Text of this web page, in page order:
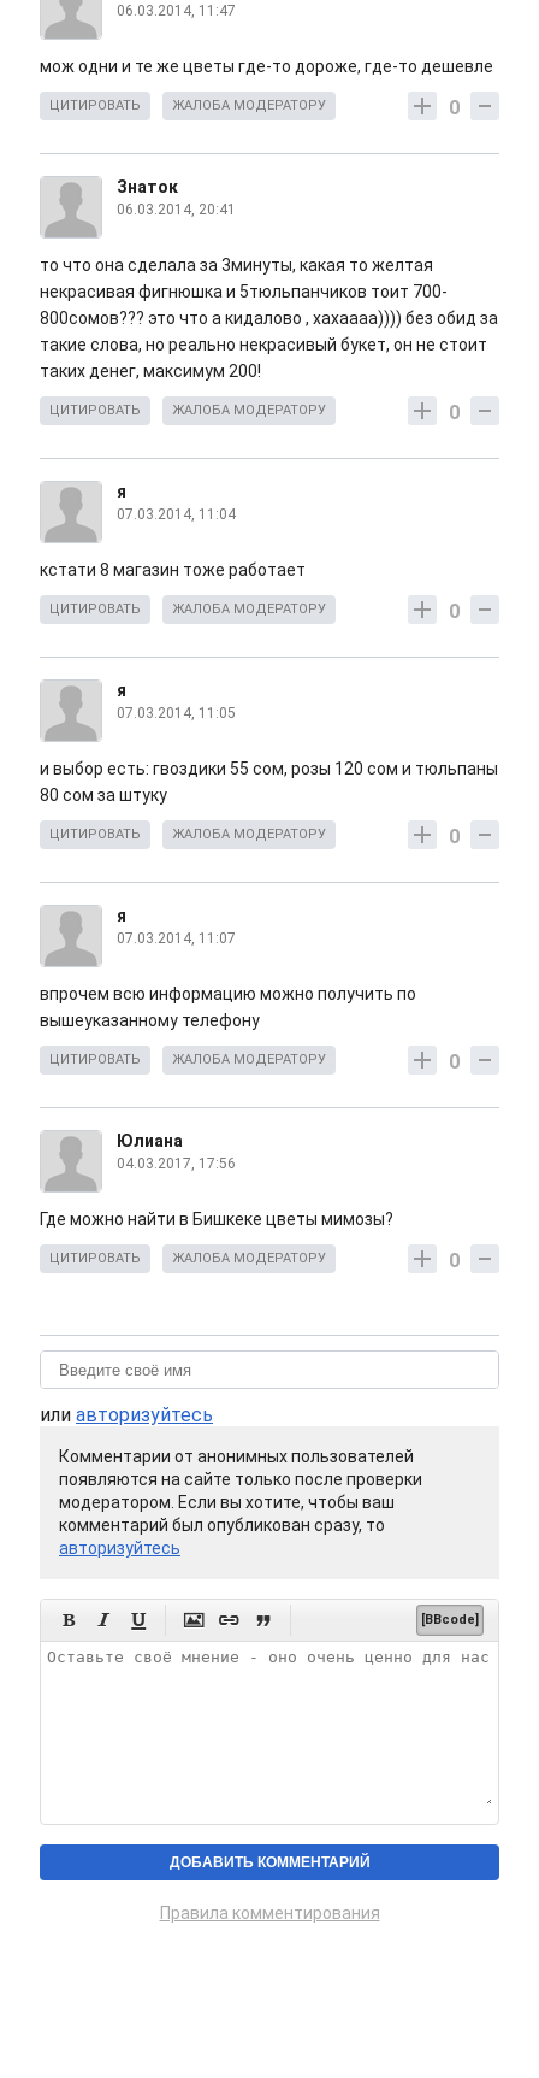
06.03.2014, 11:47
мож одни и те же цветы где-то дороже, где-то дешевле
0
ЦИТИРОВАТЬ ЖАЛОБА МОДЕРАТОРУ
Знаток
06.03.2014, 20:41
то что она сделала за 3минуты, какая то желтая
некрасивая фигнюшка и 5тюльпанчиков тоит 700-
800сомов??? это что а кидалово , хахаааа)))) без обид за
такие слова, но реально некрасивый букет, он не стоит
таких денег, максимум 200!
0
ЦИТИРОВАТЬ ЖАЛОБА МОДЕРАТОРУ
я
07.03.2014, 11:04
кстати 8 магазин тоже работает
0
ЦИТИРОВАТЬ ЖАЛОБА МОДЕРАТОРУ
я
07.03.2014, 11:05
и выбор есть: гвоздики 55 сом, розы 120 сом и тюльпаны
80 сом за штуку
0
ЦИТИРОВАТЬ ЖАЛОБА МОДЕРАТОРУ
я
07.03.2014, 11:07
впрочем всю информацию можно получить по
вышеуказанному телефону
0
ЦИТИРОВАТЬ ЖАЛОБА МОДЕРАТОРУ
Юлиана
04.03.2017, 17:56
Где можно найти в Бишкеке цветы мимозы?
0
ЦИТИРОВАТЬ ЖАЛОБА МОДЕРАТОРУ
или авторизуйтесь
Комментарии от анонимных пользователей
появляются на сайте только после проверки
модератором. Если вы хотите, чтобы ваш
комментарий был опубликован сразу, то
авторизуйтесь
      [BBcode]
Правила комментирования